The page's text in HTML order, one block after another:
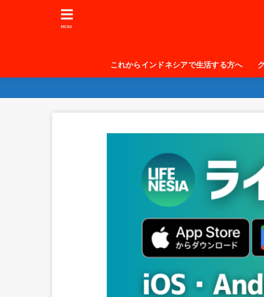
これからインドネシアで生活する方へ
MENU